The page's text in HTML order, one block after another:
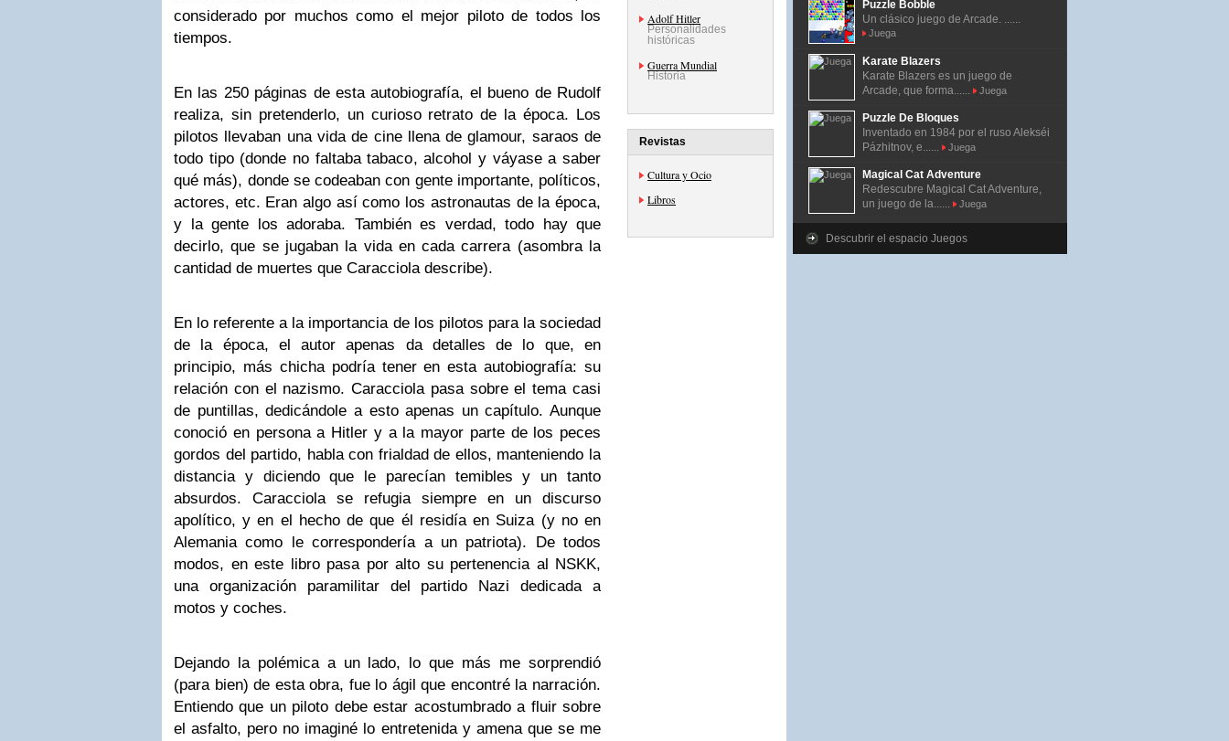
considerado por muchos como el mejor piloto de todos los
tiempos.
En las 250 páginas de esta autobiografía, el bueno de Rudolf
realiza, sin pretenderlo, un curioso retrato de la época. Los
pilotos llevaban una vida de cine llena de glamour, saraos de
todo tipo (donde no faltaba tabaco, alcohol y váyase a saber
qué más), donde se codeaban con gente importante, políticos,
actores, etc. Eran algo así como los astronautas de la época,
y la gente los adoraba. También es verdad, todo hay que
decirlo, que se jugaban la vida en cada carrera (asombra la
cantidad de muertes que Caracciola describe).
En lo referente a la importancia de los pilotos para la sociedad
de la época, el autor apenas da detalles de lo que, en
principio, más chicha podría tener en esta autobiografía: su
relación con el nazismo. Caracciola pasa sobre el tema casi
de puntillas, dedicándole a esto apenas un capítulo. Aunque
conoció en persona a Hitler y a la mayor parte de los peces
gordos del partido, habla con frialdad de ellos, manteniendo la
distancia y diciendo que le parecían temibles y un tanto
absurdos. Caracciola se refugia siempre en un discurso
apolítico, y en el hecho de que él residía en Suiza (y no en
Alemania como le correspondería a un patriota). De todos
modos, en este libro pasa por alto su pertenencia al NSKK,
una organización paramilitar del partido Nazi dedicada a
motos y coches.
Dejando la polémica a un lado, lo que más me sorprendió
(para bien) de esta obra, fue lo ágil que encontré la narración.
Entiendo que un piloto debe estar acostumbrado a fluir sobre
el asfalto, pero no imaginé lo entretenida y amena que se me
Adolf Hitler
Personalidades
históricas
Guerra Mundial
Historia
Revistas
Cultura y Ocio
Libros
Puzzle Bobble
Un clásico juego de Arcade. ......
Juega
Karate Blazers
Karate Blazers es un juego de
Arcade, que forma......
Juega
Puzzle De Bloques
Inventado en 1984 por el ruso Alekséi
Pázhitnov, e......
Juega
Magical Cat Adventure
Redescubre Magical Cat Adventure,
un juego de la......
Juega
Descubrir el espacio Juegos